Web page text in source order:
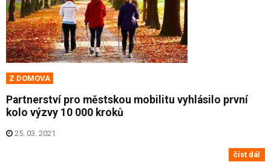
Z DOMOVA
Partnerství pro městskou mobilitu vyhlásilo první
kolo výzvy 10 000 kroků
25. 03. 2021
číst dál